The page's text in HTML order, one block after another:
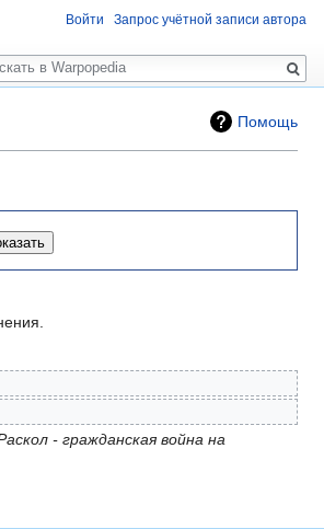
Помощь
- гражданская война на
Войти Запрос учётной записи автора